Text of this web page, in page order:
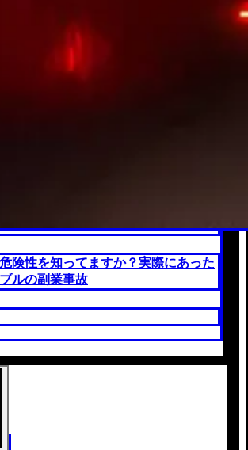
危険性を知ってますか？実際にあった
ルの副業事故